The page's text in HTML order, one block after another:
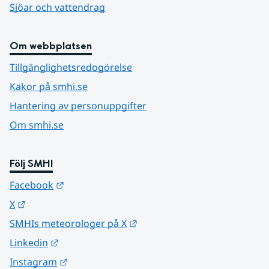
Sjöar och vattendrag
Om webbplatsen
Tillgänglighetsredogörelse
Kakor på smhi.se
Hantering av personuppgifter
Om smhi.se
Följ SMHI
Facebook
X
SMHIs meteorologer på X
Linkedin
Instagram